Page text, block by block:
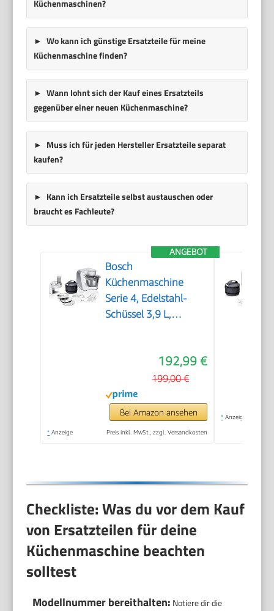
Küchenmaschinen?
Wo kann ich günstige Ersatzteile für meine
Küchenmaschine finden?
Wann lohnt sich der Kauf eines Ersatzteils
gegenüber einer neuen Küchenmaschine?
Muss ich für jeden Hersteller Ersatzteile separat
kaufen?
Kann ich Ersatzteile selbst austauschen oder
braucht es Fachleute?
ANGEBOT
Bosch
Küchenmaschine
Serie 4, Edelstahl-
Schüssel 3,9 L,
Schlagbesen,
Rührbesen,
Durchlaufschnitzler, 3
Scheiben, 1000 W,
weiß/silber,
192,99 €
199,00 €
Bei Amazon ansehen
* Anzeige Preis inkl. MwSt., zzgl. Versandkosten
* Anzeige
Checkliste: Was du vor dem Kauf
von Ersatzteilen für deine
Küchenmaschine beachten
solltest
Modellnummer bereithalten: Notiere dir die